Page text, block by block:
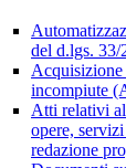
del d.lgs. 33/
Acquisizione
incompiute
Atti relativi
opere,
redazione